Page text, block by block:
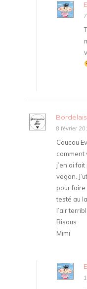
8 février
Coucou
comment
j’en ai
vegan.
pour faire
testé au
l’air
Bisous
Mimi